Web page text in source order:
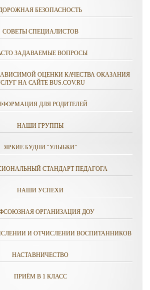
БЕЗОПАСНОСТЬ
СОВЕТЫ СПЕЦИАЛИСТОВ
ЗАДАВАЕМЫЕ ВОПРОСЫ
ОЦЕНКИ КАЧЕСТВА ОКАЗАНИЯ
НА САЙТЕ BUS.COV.RU
ДЛЯ РОДИТЕЛЕЙ
НАШИ ГРУППЫ
ЯРКИЕ БУДНИ "УЛЫБКИ"
СТАНДАРТ ПЕДАГОГА
НАШИ УСПЕХИ
ОРГАНИЗАЦИЯ ДОУ
И ОТЧИСЛЕНИИ ВОСПИТАННИКОВ
НАСТАВНИЧЕСТВО
ПРИЁМ В 1 КЛАСС